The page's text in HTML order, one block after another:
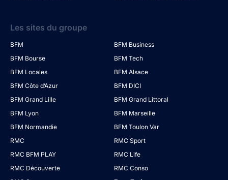
Les sites du groupe
BFM
BFM Business
BFM Bourse
BFM Tech
BFM Locales
BFM Alsace
BFM Côte d’Azur
BFM DICI
BFM Grand Lille
BFM Grand Littoral
BFM Lyon
BFM Marseille
BFM Normandie
BFM Toulon Var
RMC
RMC Sport
RMC BFM PLAY
RMC Life
RMC Découverte
RMC Conso